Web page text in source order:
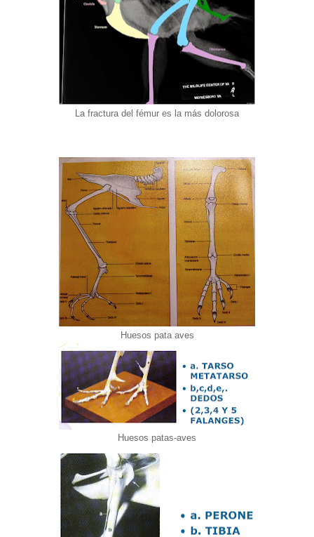
La fractura del fémur es la más dolorosa
Huesos pata aves
Huesos patas-aves